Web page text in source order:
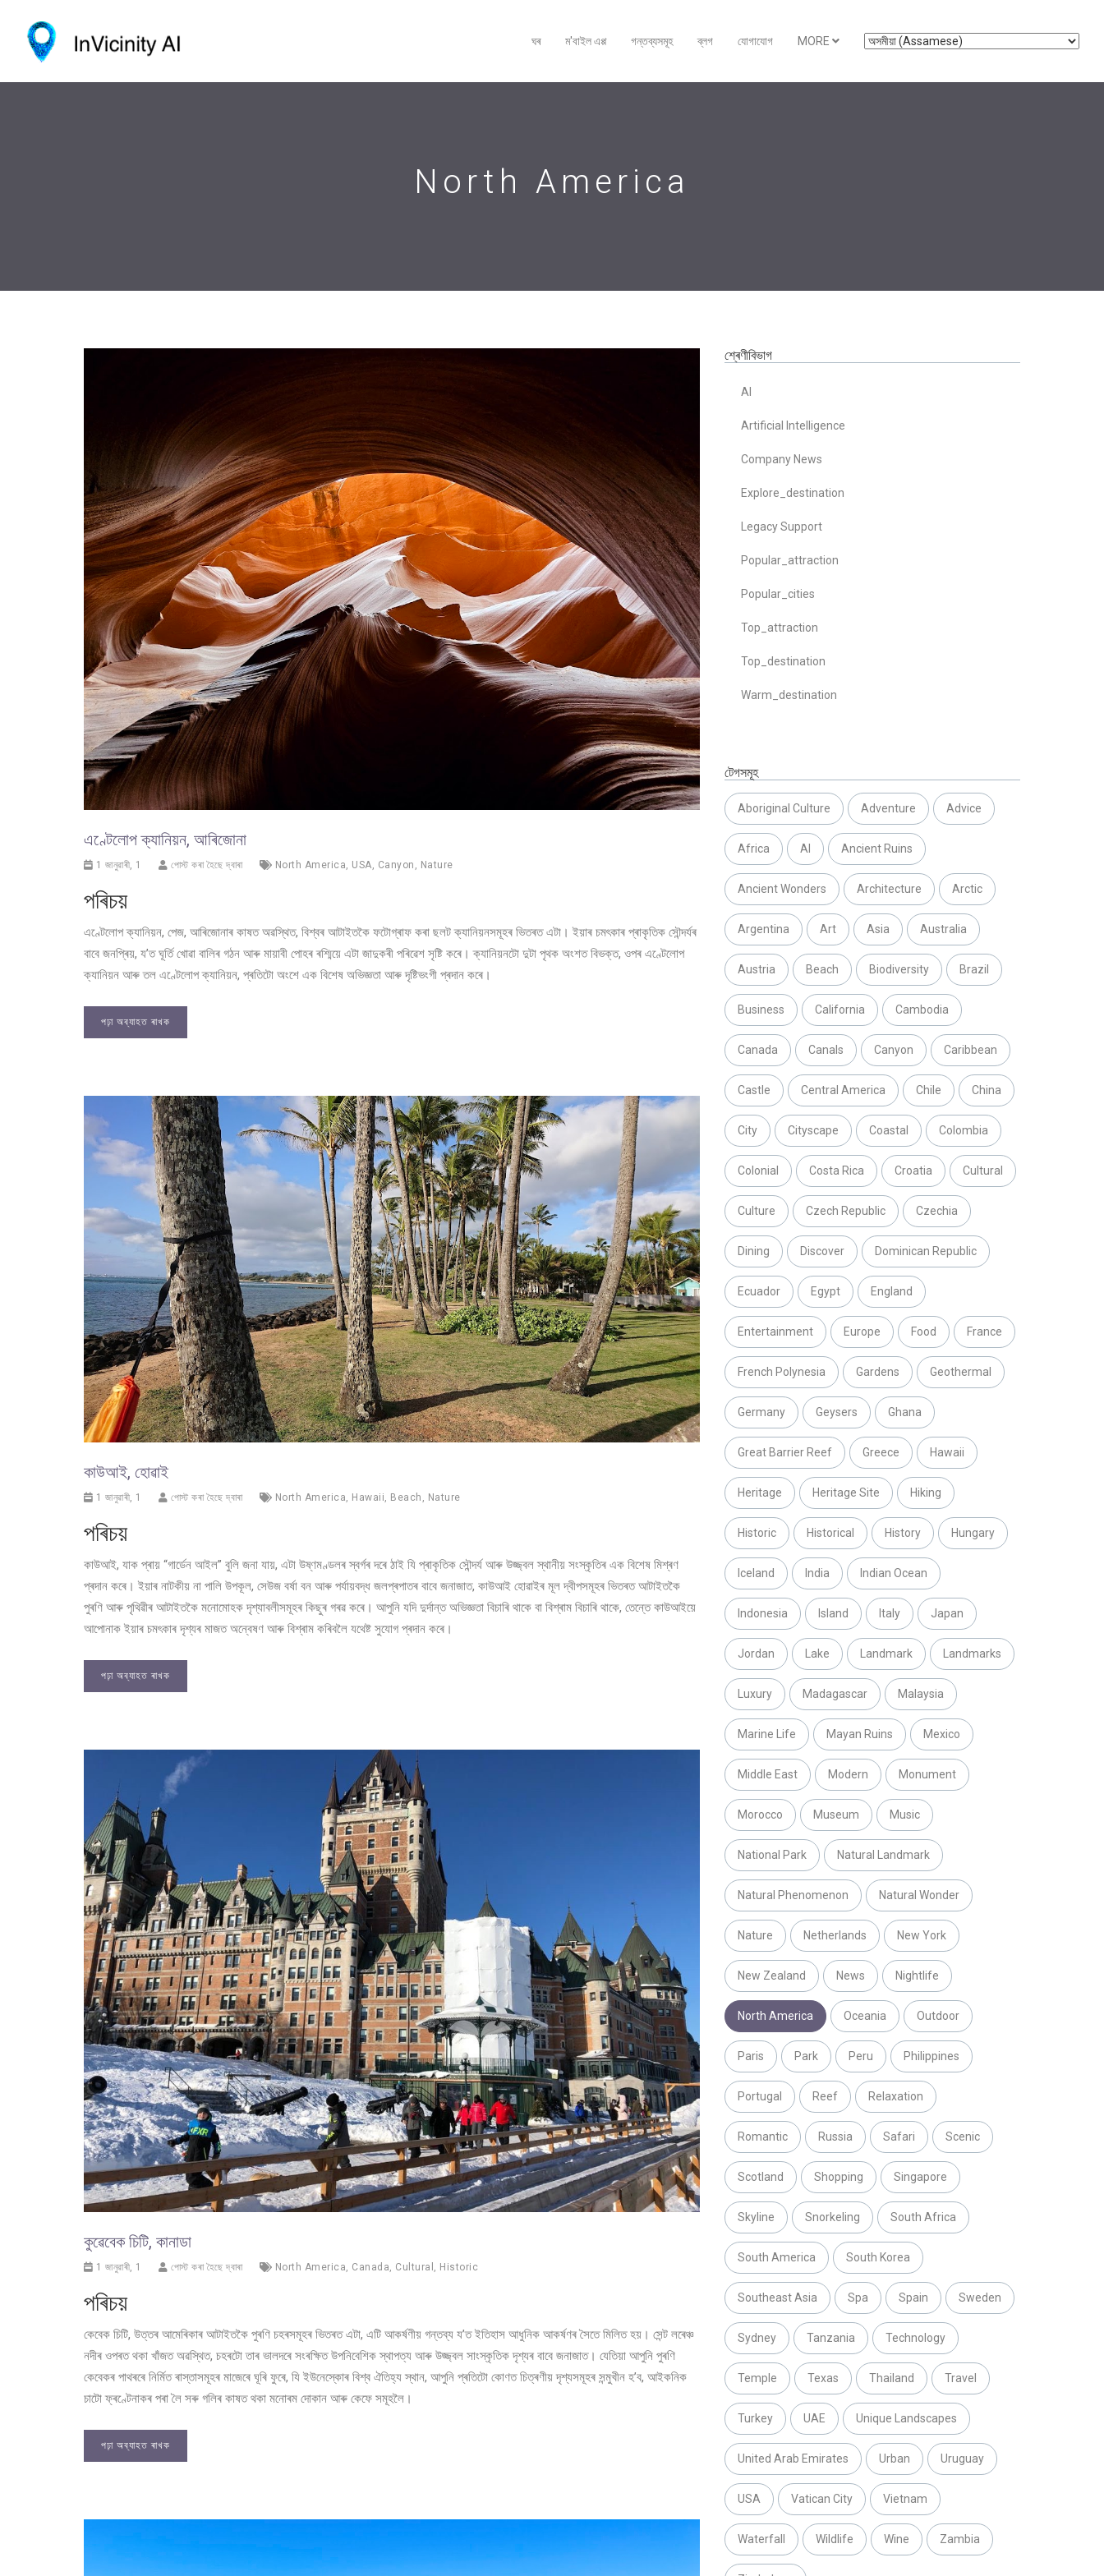
ঘৰ ম'বাইল এপ্প গন্তব্যসমূহ ব্লগ যোগাযোগ MORE
North America
এণ্টেলোপ ক্যানিয়ন, আৰিজোনা
1 জানুৱাৰী, 1 পোস্ট কৰা হৈছে দ্বাৰা North America, USA, Canyon , Nature
পৰিচয়
এণ্টেলোপ ক্যানিয়ন, পেজ, আৰিজোনাৰ কাষত অৱস্থিত, বিশ্বৰ আটাইতকৈ ফটোগ্ৰাফ কৰা ছলট ক্যানিয়নসমূহৰ ভিতৰত এটা। ইয়াৰ চমৎকাৰ প্ৰাকৃতিক সৌন্দৰ্যৰ
বাবে জনপ্ৰিয়, য’ত ঘূৰ্তি খোৱা বালিৰ গঠন আৰু মায়াবী পোহৰ ৰশ্মিয়ে এটা জাদুকৰী পৰিৱেশ সৃষ্টি কৰে। ক্যানিয়নটো দুটা পৃথক অংশত বিভক্ত, ওপৰ এণ্টেলোপ
ক্যানিয়ন আৰু তল এণ্টেলোপ ক্যানিয়ন, প্ৰতিটো অংশে এক বিশেষ অভিজ্ঞতা আৰু দৃষ্টিভংগী প্ৰদান কৰে।
পঢ়া অব্যাহত ৰাখক
কাউআই, হোৱাই
1 জানুৱাৰী, 1 পোস্ট কৰা হৈছে দ্বাৰা North America, Hawaii, Beach , Nature
পৰিচয়
কাউআই, যাক প্ৰায় “গাৰ্ডেন আইল” বুলি জনা যায়, এটা উষ্ণমণ্ডলৰ স্বৰ্গৰ দৰে ঠাই যি প্ৰাকৃতিক সৌন্দৰ্য আৰু উজ্জ্বল স্থানীয় সংস্কৃতিৰ এক বিশেষ মিশ্ৰণ
প্ৰদান কৰে। ইয়াৰ নাটকীয় না পালি উপকূল, সেউজ বৰ্ষা বন আৰু পৰ্যায়বদ্ধ জলপ্ৰপাতৰ বাবে জনাজাত, কাউআই হোৱাইৰ মূল দ্বীপসমূহৰ ভিতৰত আটাইতকৈ
পুৰণি আৰু পৃথিৱীৰ আটাইতকৈ মনোমোহক দৃশ্যাবলীসমূহৰ কিছুৰ গৰৱ কৰে। আপুনি যদি দুৰ্দান্ত অভিজ্ঞতা বিচাৰি থাকে বা বিশ্ৰাম বিচাৰি থাকে, তেন্তে কাউআইয়ে
আপোনাক ইয়াৰ চমৎকাৰ দৃশ্যৰ মাজত অন্বেষণ আৰু বিশ্ৰাম কৰিবলৈ যথেষ্ট সুযোগ প্ৰদান কৰে।
পঢ়া অব্যাহত ৰাখক
কুৱেবেক চিটি, কানাডা
1 জানুৱাৰী, 1 পোস্ট কৰা হৈছে দ্বাৰা North America Canada Cultural Historic
পৰিচয়
কেবেক চিটি, উত্তৰ আমেৰিকাৰ আটাইতকৈ পুৰণি চহৰসমূহৰ ভিতৰত এটা, এটি আকৰ্ষণীয় গন্তব্য য’ত ইতিহাস আধুনিক আকৰ্ষণৰ সৈতে মিলিত হয়। সেন্ট লৰেঞ্চ
নদীৰ ওপৰত থকা খাঁজত অৱস্থিত, চহৰটো তাৰ ভালদৰে সংৰক্ষিত উপনিবেশিক স্থাপত্য আৰু উজ্জ্বল সাংস্কৃতিক দৃশ্যৰ বাবে জনাজাত। যেতিয়া আপুনি পুৰণি
কেবেকৰ পাথৰৰে নিৰ্মিত ৰাস্তাসমূহৰ মাজেৰে ঘূৰি ফুৰে, যি ইউনেস্কোৰ বিশ্ব ঐতিহ্য স্থান, আপুনি প্ৰতিটো কোণত চিত্ৰণীয় দৃশ্যসমূহৰ সন্মুখীন হ’ব, আইকনিক
চাটো ফ্ৰণ্টেনাকৰ পৰা লৈ সৰু গলিৰ কাষত থকা মনোৰম দোকান আৰু কেফে সমূহলৈ।
পঢ়া অব্যাহত ৰাখক
শ্ৰেণীবিভাগ
AI
Artificial Intelligence
Company News
Explore_destination
Legacy Support
Popular_attraction
Popular_cities
Top_attraction
Top_destination
Warm_destination
টেগসমূহ
Aboriginal Culture Adventure Advice
Africa AI Ancient Ruins
Ancient Wonders Architecture Arctic
Argentina Art Asia Australia
Austria Beach Biodiversity Brazil
Business California Cambodia
Canada Canals Canyon Caribbean
Castle Central America Chile China
City Cityscape Coastal Colombia
Colonial Costa Rica Croatia Cultural
Culture Czech Republic Czechia
Dining Discover Dominican Republic
Ecuador Egypt England
Entertainment Europe Food France
French Polynesia Gardens Geothermal
Germany Geysers Ghana
Great Barrier Reef Greece Hawaii
Heritage Heritage Site Hiking
Historic Historical History Hungary
Iceland India Indian Ocean
Indonesia Island Italy Japan
Jordan Lake Landmark Landmarks
Luxury Madagascar Malaysia
Marine Life Mayan Ruins Mexico
Middle East Modern Monument
Morocco Museum Music
National Park Natural Landmark
Natural Phenomenon Natural Wonder
Nature Netherlands New York
New Zealand News Nightlife
North America Oceania Outdoor
Paris Park Peru Philippines
Portugal Reef Relaxation
Romantic Russia Safari Scenic
Scotland Shopping Singapore
Skyline Snorkeling South Africa
South America South Korea
Southeast Asia Spa Spain Sweden
Sydney Tanzania Technology
Temple Texas Thailand Travel
Turkey UAE Unique Landscapes
United Arab Emirates Urban Uruguay
USA Vatican City Vietnam
Waterfall Wildlife Wine Zambia